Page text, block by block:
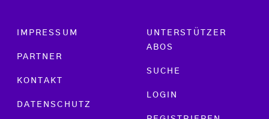
Footer menu
IMPRESSUM
PARTNER
KONTAKT
DATENSCHUTZ
UNTERSTÜTZER
ABOS
SUCHE
LOGIN